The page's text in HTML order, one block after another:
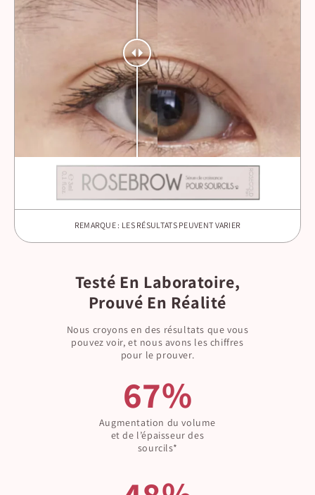
REMARQUE : LES RÉSULTATS PEUVENT VARIER
Testé En Laboratoire,
Prouvé En Réalité
Nous croyons en des résultats que vous
pouvez voir, et nous avons les chiffres
pour le prouver.
67%
Augmentation du volume
et de l’épaisseur des
sourcils*